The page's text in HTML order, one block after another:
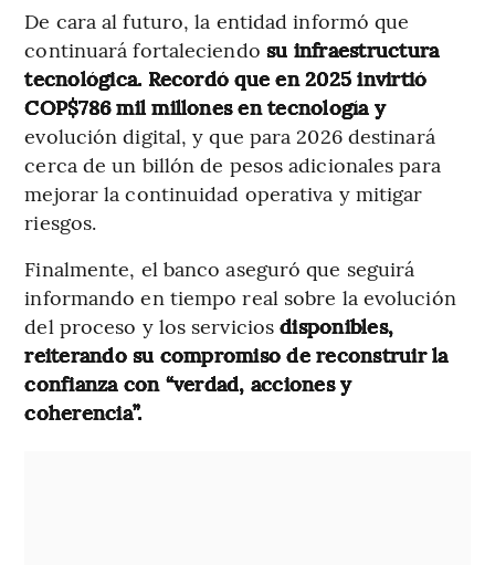
De cara al futuro, la entidad informó que
continuará fortaleciendo su infraestructura
tecnológica. Recordó que en 2025 invirtió
COP$786 mil millones en tecnología y
evolución digital, y que para 2026 destinará
cerca de un billón de pesos adicionales para
mejorar la continuidad operativa y mitigar
riesgos.
Finalmente, el banco aseguró que seguirá
informando en tiempo real sobre la evolución
del proceso y los serviciosdisponibles,
reiterando su compromiso de reconstruir la
confianza con “verdad, acciones y
coherencia”.